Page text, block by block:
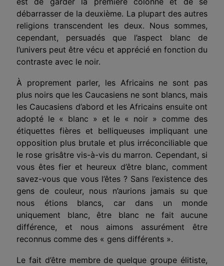
débarrasser de la deuxième. La plupart des autres
religions transcendent les deux. Nous sommes,
cependant, persuadés que l’aspect blanc de
l’univers peut être vécu et apprécié en fonction du
contraste avec le noir.
À proprement parler, les Africains ne sont pas
plus noirs que les Caucasiens ne sont blancs, mais
les Caucasiens d’abord et les Africains ensuite ont
adopté le « blanc » et le « noir » comme des
étiquettes fières et belliqueuses impliquant une
opposition plus brutale et plus irréconciliable que
le rose grisâtre vis-à-vis du marron. Cependant, si
vous êtes fier et heureux d’être blanc, comment
savez-vous que vous l’êtes ? Sans l’existence des
gens de couleur, nous n’aurions jamais su que
nous étions blancs, car dans un monde
uniquement blanc, être blanc ne fait aucune
différence, et nous aimons assurément être
reconnus comme des « gens différents ».
Le fait d’être membre de quelque groupe élitiste,